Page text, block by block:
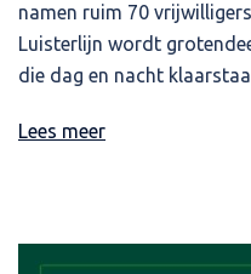
namen ruim 70
Luisterlijn wordt
die dag en nacht
Lees meer